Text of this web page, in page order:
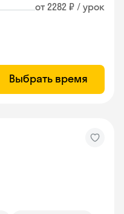
от 2282 ₽ / урок
Выбрать время